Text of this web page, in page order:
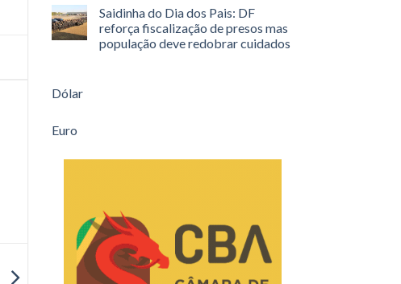
Saidinha do Dia dos Pais: DF
reforça fiscalização de presos mas
população deve redobrar cuidados
Dólar
Euro